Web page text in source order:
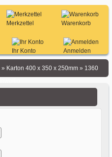
Warenkorb
Merkzettel
Anmelden
Ihr Konto
» Karton 400 x 350 x 250mm » 1360